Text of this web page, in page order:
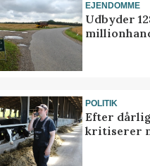
EJENDOMME
Udbyder
POLITIK
Efter
kritiserer